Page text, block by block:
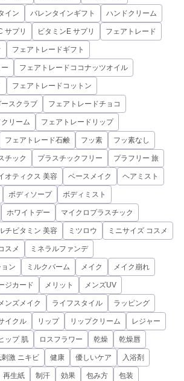
イン バレンタインギフト ハンドクリーム
サプリ ビタミンE サプリ フェアトレード
フェアトレードギフト
フェアトレードココナッツオイル
フェアトレードコットン
スクラブ フェアトレードチョコ
リーム フェアトレードリップ
フェアトレード石鹸 フッ素 フッ素なし
チック プラスチックフリー プラフリー 旅
オティクス 美容 ベースメイク ヘアミスト
ボディソープ ボディミスト
ホワイトデー マイクロプラスチック
チビタミン 美容 ミツロウ ミニサイズ コスメ
スメ ミネラルファンデ
ン ミルクバーム メイク メイク崩れ
ジカード メリット メンズUV
メンズメイク ライフスタイル ラッピング
イクル リップ リップクリーム レジャー
ップ 肌 ロスフラワー 乾燥 乾燥唇
激 ニキビ 健康 優しいケア 入浴剤
再生紙 制汗 効果 包み方 包装